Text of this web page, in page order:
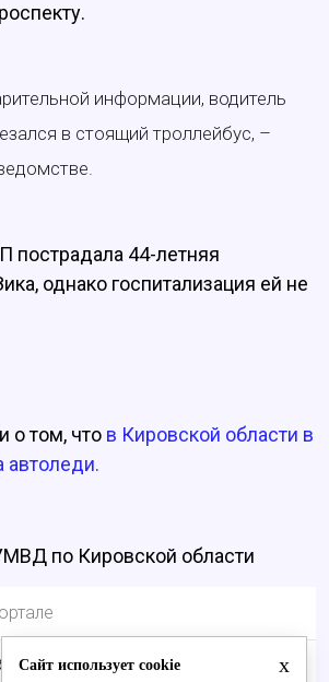
информации, водитель
в стоящий троллейбус, –
пострадала 44-летняя
однако госпитализация ей не
о том, что в Кировской области в
автоледи.
по Кировской области
сбили БПЛА x
Сайт использует cookie